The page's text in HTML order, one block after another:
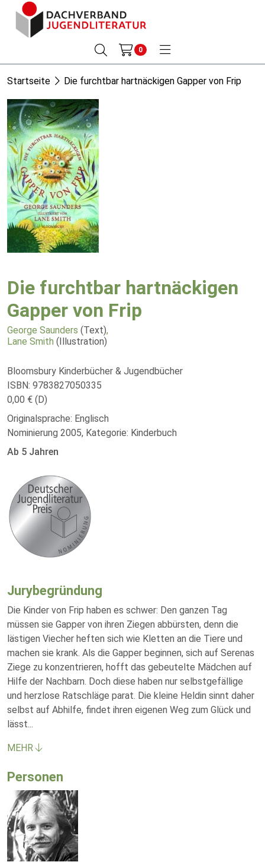
0
Startseite Die furchtbar hartnäckigen Gapper von Frip
Die furchtbar hartnäckigen
Gapper von Frip
George Saunders (Text),
Lane Smith (Illustration)
Bloomsbury Kinderbücher & Jugendbücher
ISBN: 9783827050335
0,00 € (D)
Originalsprache: Englisch
Nominierung 2005, Kategorie: Kinderbuch
Ab 5 Jahren
Jurybegründung
Die Kinder von Frip haben es schwer: Den ganzen Tag
müssen sie Gapper von ihren Ziegen abbürsten, denn die
lästigen Viecher heften sich wie Kletten an die Tiere und
machen sie krank. Als die Gapper beginnen, sich auf Serenas
Ziege zu konzentrieren, hofft das gebeutelte Mädchen auf
Hilfe der Nachbarn. Doch diese haben nur selbstgefällige
und herzlose Ratschläge parat. Die kleine Heldin sinnt daher
selbst auf Abhilfe, findet ihren eigenen Weg zum Glück und
lässt...
MEHR
Personen